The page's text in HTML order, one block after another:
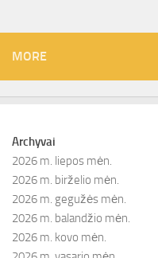
MORE
Archyvai
2026 m. liepos mėn.
2026 m. birželio mėn.
2026 m. gegužės mėn.
2026 m. balandžio mėn.
2026 m. kovo mėn.